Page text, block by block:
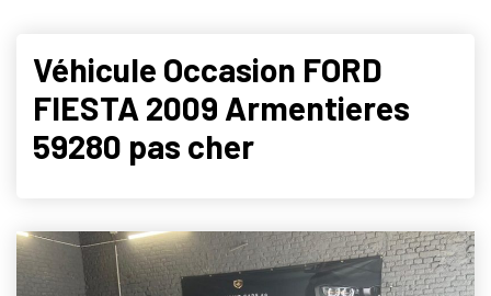
Véhicule Occasion FORD
FIESTA 2009 Armentieres
59280 pas cher